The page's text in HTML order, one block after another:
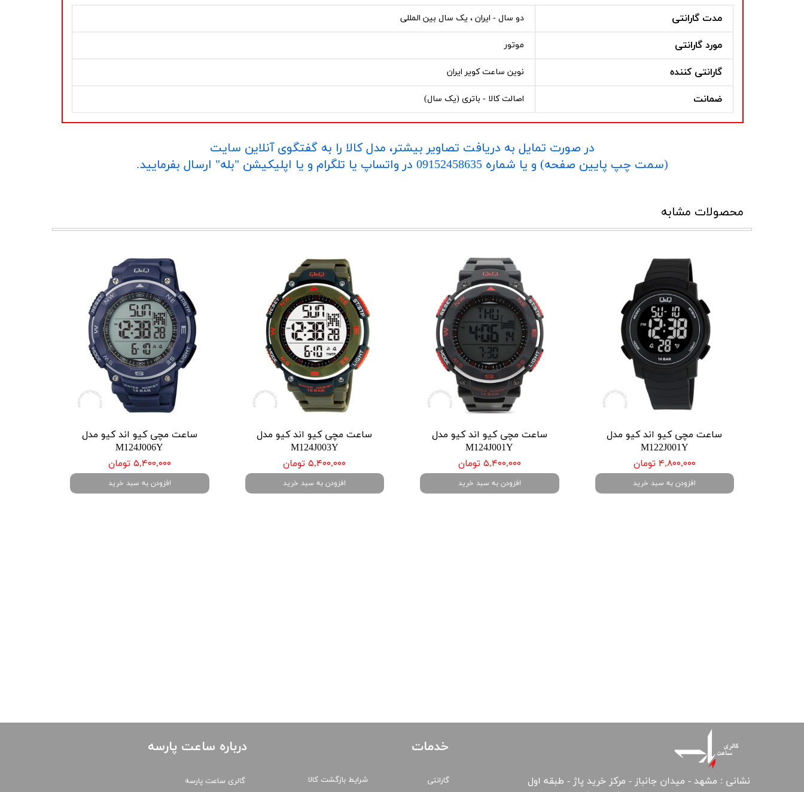
مدت گارانتی دو سال - ایران ، یک سال بین المللی
مورد گارانتی موتور
گارانتی کننده نوین ساعت کویر ایران
ضمانت اصالت کالا - باتری (یک سال)
در صورت تمایل به دریافت تصاویر بیشتر، مدل کالا را به گفتگوی آنلاین سایت
​​​​​​​(سمت چپ پایین صفحه) و یا شماره 09152458635 در واتساپ یا تلگرام و یا اپلیکیشن "بله" ارسال بفرمایید.
محصولات مشابه
ساعت مچی کیو اند کیو مدل
M122J001Y
۴,۸۰۰,۰۰۰ تومان
افزودن به سبد خرید
ساعت مچی کیو اند کیو مدل
M124J001Y
۵,۴۰۰,۰۰۰ تومان
افزودن به سبد خرید
ساعت مچی کیو اند کیو مدل
M124J003Y
۵,۴۰۰,۰۰۰ تومان
افزودن به سبد خرید
ساعت مچی کیو اند کیو مدل
M124J006Y
۵,۴۰۰,۰۰۰ تومان
افزودن به سبد خرید
نشانی : مشهد - میدان جانباز - مرکز خرید پاژ - طبقه اول
خدمات
گارانتی
درباره ساعت پارسه
گالری ساعت پارسه شرایط بازگشت کالا